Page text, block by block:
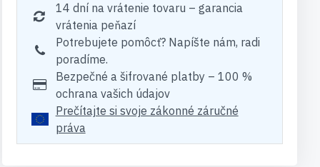
14 dní na vrátenie tovaru – garancia
vrátenia peňazí
Potrebujete pomôcť? Napíšte nám, radi
poradíme.
Bezpečné a šifrované platby – 100 %
ochrana vašich údajov
Prečítajte si svoje zákonné záručné
práva